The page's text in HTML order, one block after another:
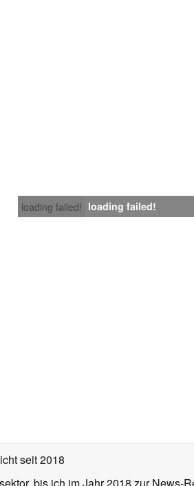
loading failed! loading failed!
seit 2018